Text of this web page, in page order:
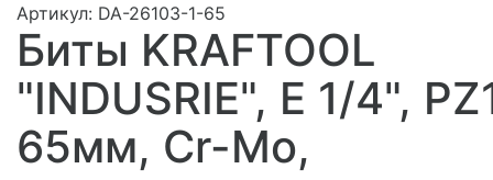
Артикул: DA-26103-1-65
Биты KRAFTOOL
"INDUSRIE", E 1/4",
65мм, Cr-Mo,